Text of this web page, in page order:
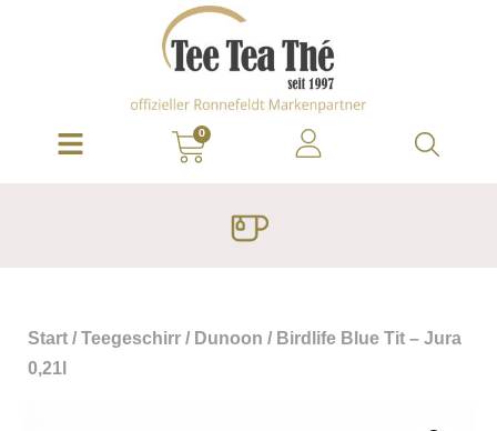
0
Start / Teegeschirr / Dunoon / Birdlife Blue Tit – Jura
0,21l